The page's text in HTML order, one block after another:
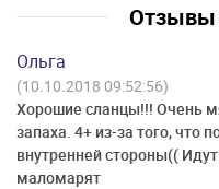
Отзывы
Ольга
(10.10.2018 09:52:56)
Хорошие сланцы!!! Очень
запаха. 4+ из-за того, что
внутренней стороны((
маломарят